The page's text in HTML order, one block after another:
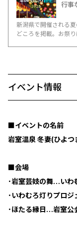
行事
新潟県で開催される
どころを掲載。お祭
イベント情報
■イベントの名前
岩室温泉 冬妻(ひよつ
■会場
･岩室芸妓の舞…いわ
･いわむろ灯りプロ
･ほたる縁日…岩室公